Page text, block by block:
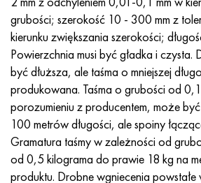
grubości; szerokość 10 - 300 mm z
kierunku zwiększania szerokości;
Powierzchnia musi być gładka i czysta.
być dłuższa, ale taśma o mniejszej
produkowana. Taśma o grubości od
porozumieniu z producentem, może
100 metrów długości, ale spoiny
Gramatura taśmy w zależności od
od 0,5 kilograma do prawie 18 kg na
produktu. Drobne wgniecenia powstałe